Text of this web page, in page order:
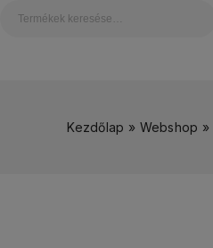
Kezdőlap » Webshop »